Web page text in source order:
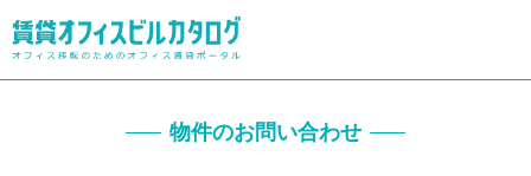
物件のお問い合わせ